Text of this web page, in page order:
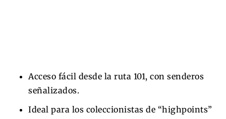
Acceso fácil desde la ruta 101, con senderos
señalizados.
Ideal para los coleccionistas de “highpoints”